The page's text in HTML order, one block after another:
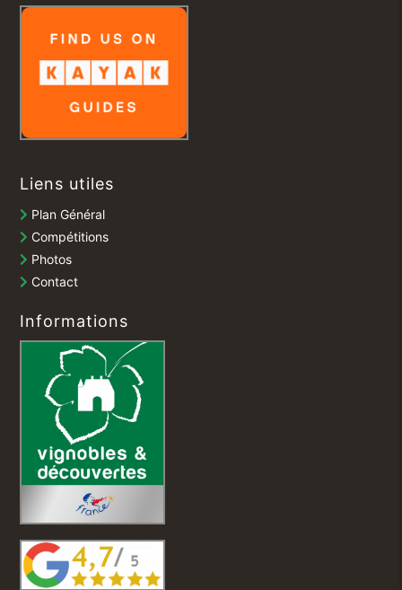
Liens utiles
Plan Général
Compétitions
Photos
Contact
Informations